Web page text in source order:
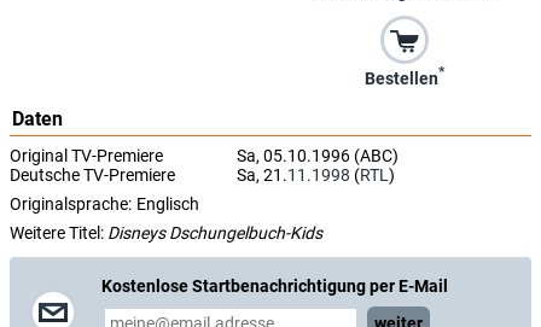
Bestellen*
Daten
Original TV-Premiere
Sa, 05.10.1996 (ABC)
Deutsche TV-Premiere
Sa, 21.11.1998 (RTL )
Originalsprache: Englisch
Weitere Titel: Disneys Dschungelbuch-Kids
Kostenlose Startbenachrichtigung per E-Mail